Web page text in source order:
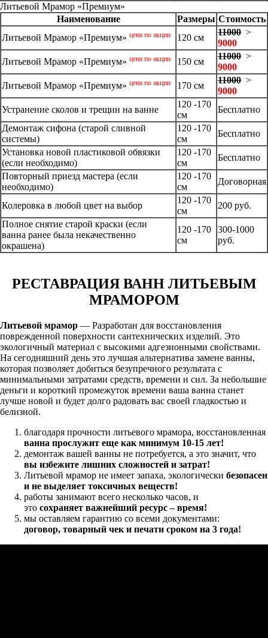
Литьевой Мрамор «Премиум»
Наименование
Размеры Стоимость
Литьевой Мрамор «Премиум» цена по акции 120 см
11000 >
9000
Литьевой Мрамор «Премиум» цена по акции 150 см
11000 >
9000
Литьевой Мрамор «Премиум» цена по акции 170 см
11000 >
9000
Устранение сколов и трещин на ванне
120 -170
см
Бесплатно
Демонтаж сифона (старой сливной
системы)
120 -170
см
Бесплатно
Установка новой пластиковой обвязки
(если необходимо)
120 -170
см
Бесплатно
Повторный приезд мастера (если
необходимо)
120 -170
см
Договорная
Колеровка в любой цвет на выбор
120 -170
см
200 руб.
Полное снятие старой краски (если
ванна ранее была некачественно
окрашена)
120 -170
см
300-1000
руб.
РЕСТАВРАЦИЯ ВАНН ЛИТЬЕВЫМ
МРАМОРОМ
Литьевой мрамор — Разработан для восстановления
поврежденной поверхности сантехнических изделий. Это
экологичный материал с высокими адгезионными свойствами.
На сегодняшний день это лучшая альтернатива замене ванны,
которая позволяет добиться безупречного результата с
минимальными затратами средств, времени и сил. За небольшие
деньги и короткий промежуток времени ваша ванна станет
лучше новой и будет долго радовать вас своей гладкостью и
белизной.
благодаря прочности литьевого мрамора, восстановленная
ванна прослужит еще как минимум 10-15 лет!
демонтаж вашей ванны не потребуется, а это значит, что
вы избежите лишних сложностей и затрат!
Литьевой мрамор не имеет запаха, экологически безопасен
и не выделяет токсичных веществ!
работы занимают всего несколько часов, и
это сохраняет важнейший ресурс – время!
мы оставляем гарантию со всеми документами:
договор, товарный чек и печати сроком на 3 года!